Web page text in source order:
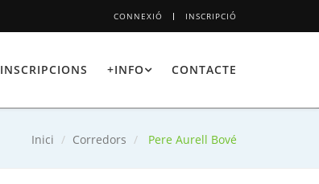
CONNEXIÓ INSCRIPCIÓ
INSCRIPCIONS +INFO CONTACTE
Inici Corredors Pere Aurell Bové